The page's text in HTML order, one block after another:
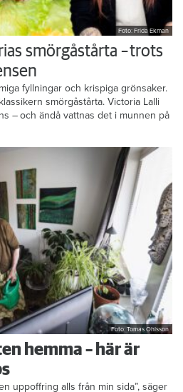
Foto: Frida Ekman
smörgåstårta – trots
fyllningar och krispiga grönsaker.
smörgåstårta. Victoria Lalli
– och ändå vattnas det i munnen på
Foto: Tomas Ohlsson
hemma – här är
uppoffring alls från min sida”, säger